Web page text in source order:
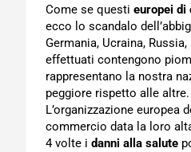
Come se questi europei di
ecco lo scandalo
Germania, Ucraina,
effettuati contengono
rappresentano la nostra
peggiore rispetto alle altre.
L’organizzazione
commercio data la loro
4 volte i danni alla salute